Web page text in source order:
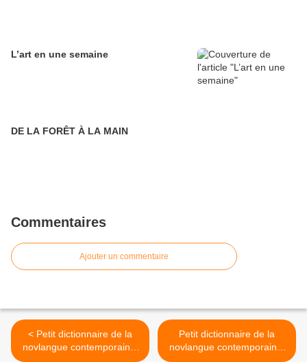
L’art en une semaine
DE LA FORÊT À LA MAIN
Commentaires
Ajouter un commentaire
< Petit dictionnaire de la
novlangue contemporaine.
Petit dictionnaire de la
novlangue contemporaine: